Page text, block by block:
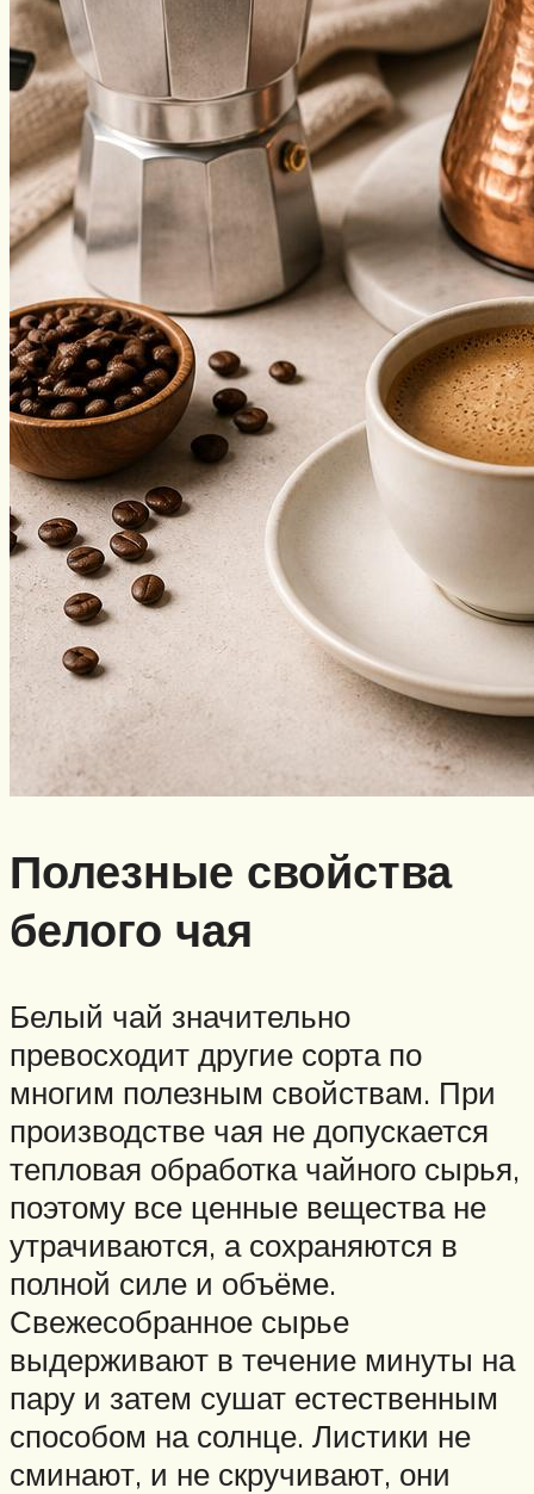
Полезные свойства
белого чая
Белый чай значительно
превосходит другие сорта по
многим полезным свойствам. При
производстве чая не допускается
тепловая обработка чайного сырья,
поэтому все ценные вещества не
утрачиваются, а сохраняются в
полной силе и объёме.
Свежесобранное сырье
выдерживают в течение минуты на
пару и затем сушат естественным
способом на солнце. Листики не
сминают, и не скручивают, они